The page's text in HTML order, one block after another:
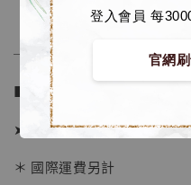
登入會員 每
官網
■ 販售資訊：
➤ 價格 1380元
＊ 國際運費另計